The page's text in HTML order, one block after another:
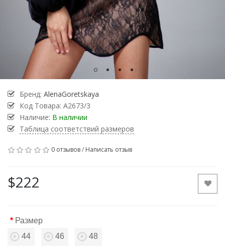
Бренд: AlenaGoretskaya
Код Товара: А2673/3
Наличие: В наличии
Таблица соответствий размеров
0 отзывов/ Написать отзыв
$222
Размер
44
46 48